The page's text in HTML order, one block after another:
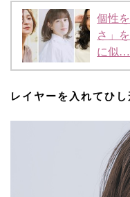
個性
さ」
に似…
レイヤーを入れてひ